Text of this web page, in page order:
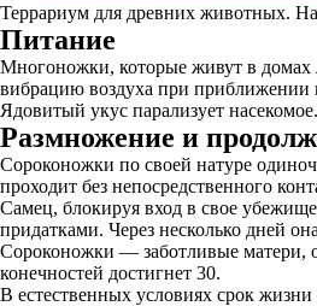
Террариум для древних животных.
Питание
Многоножки, которые живут в домах
вибрацию воздуха при приближении
Ядовитый укус парализует насекомое.
Размножение и
Сороконожки по своей натуре
проходит без непосредственного
Самец, блокируя вход в свое
придатками. Через несколько дней
Сороконожки — заботливые матери,
конечностей достигнет 30.
В естественных условиях срок жизни